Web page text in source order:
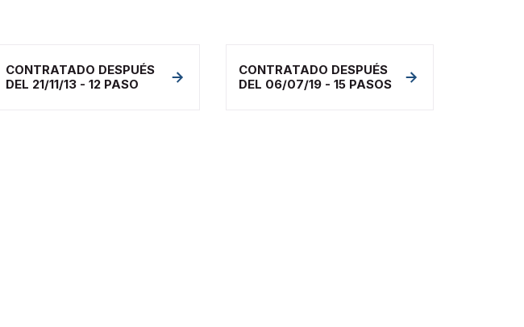
CONTRATADO DESPUÉS
DEL 21/11/13 - 12 PASO
CONTRATADO DESPUÉS
DEL 06/07/19 - 15 PASOS